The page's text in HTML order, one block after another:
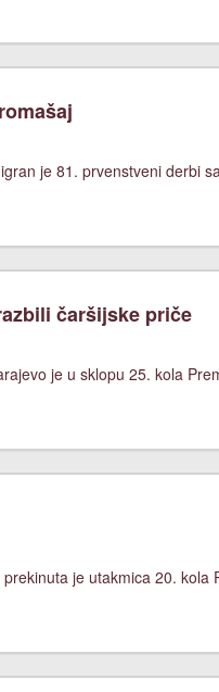
je 81. prvenstveni derbi
čaršijske priče
je u sklopu 25. kola
je utakmica 20.